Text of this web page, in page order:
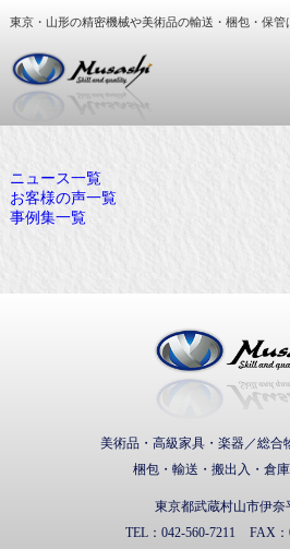
東京・山形の精密機械や美術品の輸送・梱包・保管
大型精密機械・美
ニュース一覧
お客様の声一覧
事例集一覧
美術品・高級家具・楽器／総合
梱包・輸送・搬出入・倉
東京都武蔵村山市伊奈
TEL： 042-560-7211 FAX：